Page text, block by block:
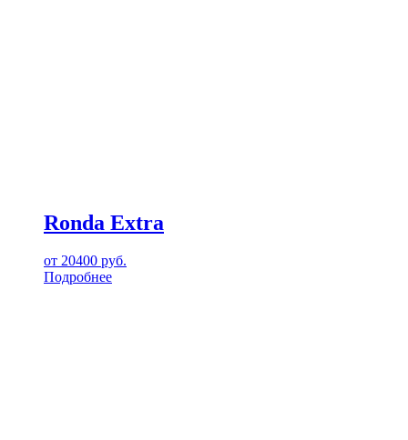
Ronda Extra
от 20400 руб.
Подробнее